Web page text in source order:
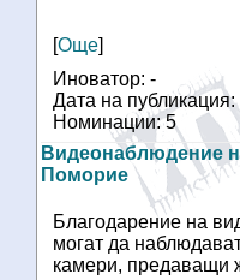
[Още]
Иноватор: -
Дата на
Номинации: 5
Видеонаблюдение
Поморие
Благодарение на
могат да
камери, предаващи